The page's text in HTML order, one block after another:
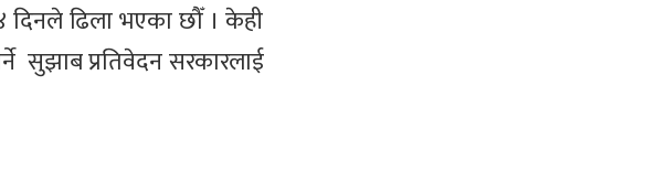
दिनले ढिला भएका छौँ । केही
सुझाब प्रतिवेदन सरकारलाई